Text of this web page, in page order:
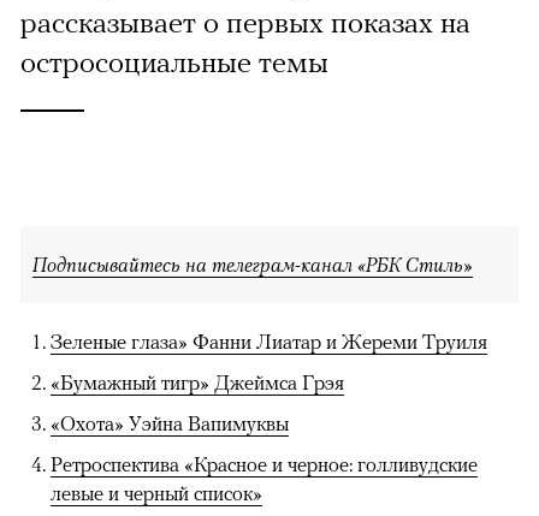
рассказывает о первых показах на
остросоциальные темы
Подписывайтесь на телеграм-канал «РБК Стиль»
Зеленые глаза» Фанни Лиатар и Жереми Труиля
«Бумажный тигр» Джеймса Грэя
«Охота» Уэйна Вапимуквы
Ретроспектива «Красное и черное: голливудские
левые и черный список»